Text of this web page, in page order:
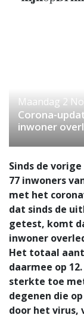
Maandag 2
Corona-
inwoner
Sinds de
77 inwoners
met het
dat sinds de
getest, komt
inwoner
Het totaal
daarmee op
sterkte toe
degenen die
door het virus,